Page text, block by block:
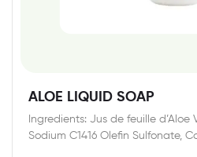
ALOE LIQUID SOAP
Ingredients: Jus de feuille d’Aloe
Sodium C1416 Olefin Sulfonate,